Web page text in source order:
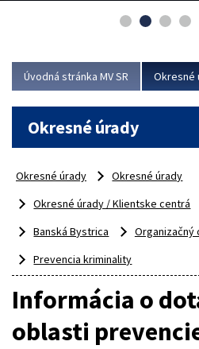
asociácie poisťovní (SLASPO) a
Viac
Úvodná stránka MV SR Okresné
Okresné úrady
Okresné úrady
Okresné úrady
Okresné úrady / Klientske centrá
Banská Bystrica
Organizačný
Prevencia kriminality
Informácia o
oblasti